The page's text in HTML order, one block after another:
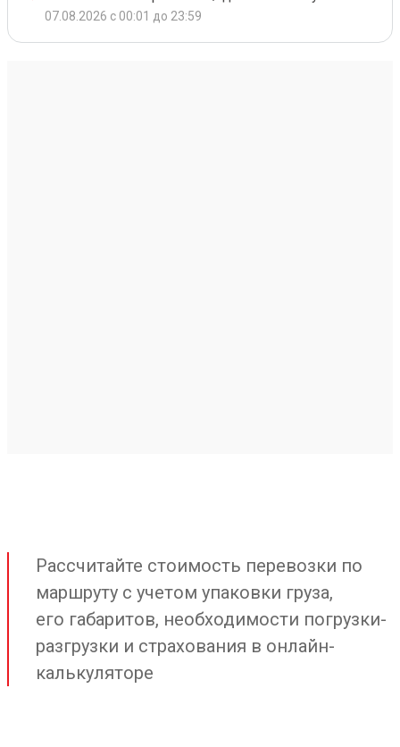
07.08.2026 с 00:01 до 23:59
Рассчитайте стоимость перевозки по
маршруту с учетом упаковки груза,
его габаритов, необходимости погрузки-
разгрузки и страхования в онлайн-
калькуляторе